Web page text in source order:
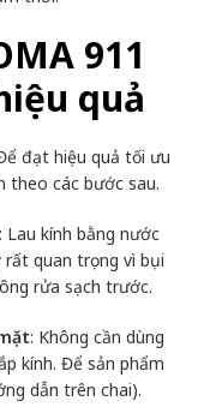
911
quả
đạt hiệu quả tối ưu
theo các bước sau.
: Lau kính bằng nước
rất quan trọng vì bụi
rửa sạch trước.
: Không cần dùng
kính. Để sản phẩm
dẫn trên chai).